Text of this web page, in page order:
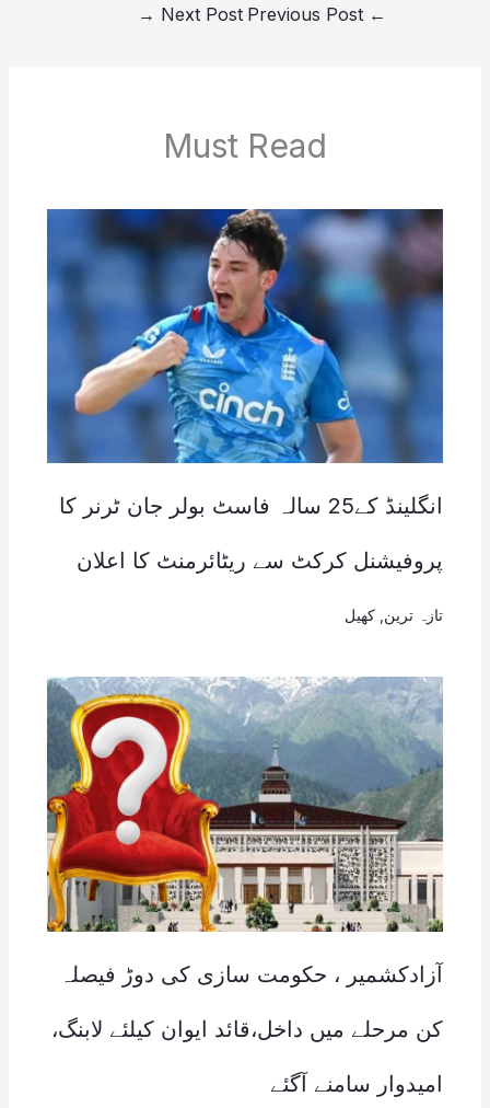
←
Next Post
→
Must Read
انگلینڈ کے25 سالہ فاسٹ بولر جان ٹرنر کا
پروفیشنل کرکٹ سے ریٹائرمنٹ کا اعلان
تازہ ترین کھیل
آزادکشمیر ، حکومت سازی کی دوڑ فیصلہ
کن مرحلے میں داخل،قائد ایوان کیلئے لابنگ،
امیدوار سامنے آگئے